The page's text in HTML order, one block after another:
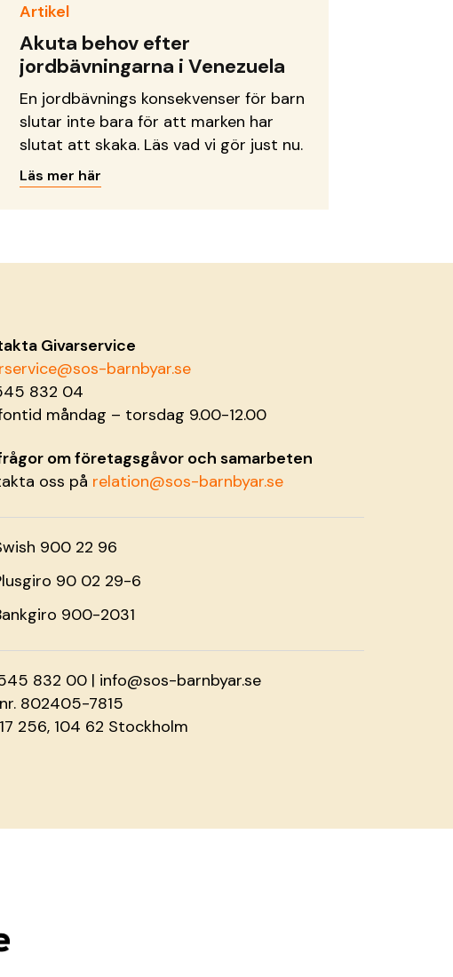
Artikel
Akuta behov efter
jordbävningarna i Venezuela
En jordbävnings konsekvenser för barn
slutar inte bara för att marken har
slutat att skaka. Läs vad vi gör just nu.
Läs mer här
Givarservice
barnbyar.se
832 04
måndag – torsdag 9.00-12.00
om företagsgåvor och samarbeten
oss på relation@sos-barnbyar.se
900 22 96
90 02 29-6
900-2031
832 00 | info@sos-barnbyar.se
802405-7815
256, 104 62 Stockholm